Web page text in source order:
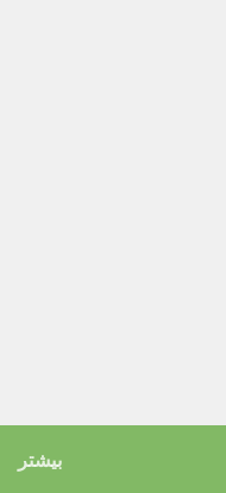
بیشتر